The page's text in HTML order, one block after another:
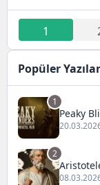
1
Popüler
1
Peaky
2